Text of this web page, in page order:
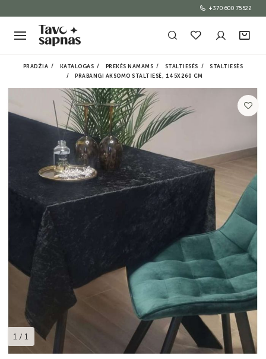
+370 600 75522
PRADŽIA KATALOGAS PREKĖS NAMAMS STALTIESĖS
STALTIESĖS
PRABANGI AKSOMO STALTIESĖ, 145X260 CM
1 / 1